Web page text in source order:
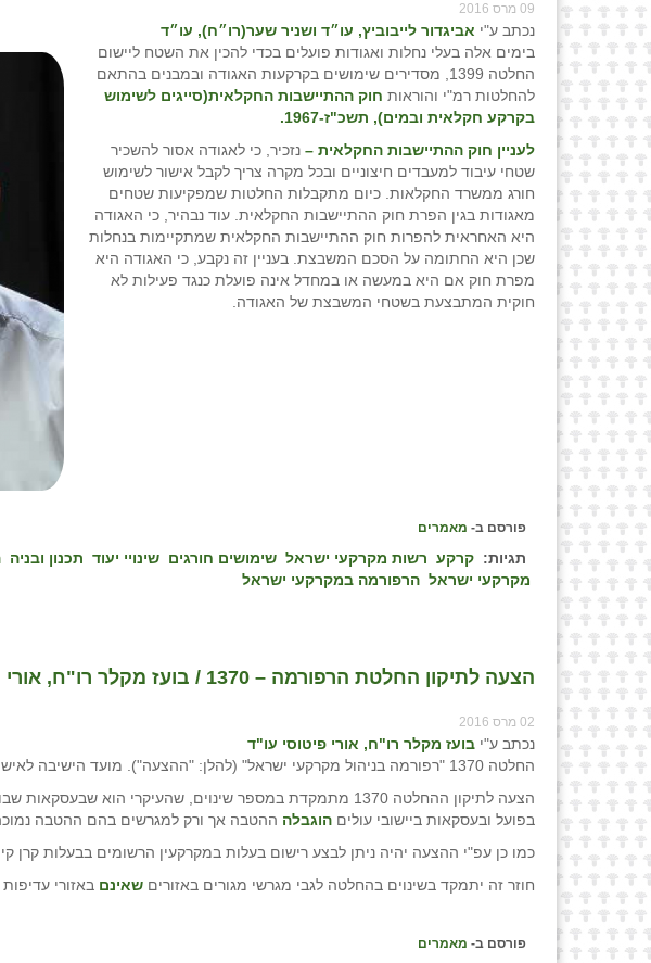
09 מרס 2016
נכתב ע"י אביגדור לייבוביץ, עו״ד ושניר שער(רו״ח), עו״ד
בימים אלה בעלי נחלות ואגודות פועלים בכדי להכין את השטח ליישום
החלטה 1399, מסדירים שימושים בקרקעות האגודה ובמבנים בהתאם
להחלטות רמ"י והוראות חוק ההתיישבות החקלאית(סייגים לשימוש
בקרקע חקלאית ובמים), תשכ"ז-1967.
לעניין חוק ההתיישבות החקלאית – נזכיר, כי לאגודה אסור להשכיר
שטחי עיבוד למעבדים חיצוניים ובכל מקרה צריך לקבל אישור לשימוש
חורג ממשרד החקלאות. כיום מתקבלות החלטות שמפקיעות שטחים
מאגודות בגין הפרת חוק ההתיישבות החקלאית. עוד נבהיר, כי האגודה
היא האחראית להפרות חוק ההתיישבות החקלאית שמתקיימות בנחלות
שכן היא החתומה על הסכם המשבצת. בעניין זה נקבע, כי האגודה היא
מפרת חוק אם היא במעשה או במחדל אינה פועלת כנגד פעילות לא
חוקית המתבצעת בשטחי המשבצת של האגודה.
פורסם ב- מאמרים
תגיות: קרקע רשות מקרקעי ישראל שימושים חורגים שינויי יעוד תכנון ובניה
מקרקעי ישראל הרפורמה במקרקעי ישראל
הצעה לתיקון החלטת הרפורמה – 1370 / בועז מקלר רו"ח, אורי פיטוסי עו"ד
02 מרס 2016
נכתב ע"י בועז מקלר רו"ח, אורי פיטוסי עו"ד
החלטה 1370 "רפורמה בניהול מקרקעי ישראל" (להלן: "ההצעה"). מועד הישיבה לאישור ההחלטה נקבע ליום 14.3.2016.
הצעה לתיקון ההחלטה 1370 מתמקדת במספר שינוים, שהעיקרי הוא
בפועל ובעסקאות ביישובי עולים הוגבלה ההטבה אך ורק למגרשים בהם ההטבה נמוכה מ
כמו כן עפ"י ההצעה יהיה ניתן לבצע רישום בעלות במקרקעין הרשומים בבעלות קרן
חוזר זה יתמקד בשינוים בהחלטה לגבי מגרשי מגורים באזורים שאינם באזורי
פורסם ב- מאמרים